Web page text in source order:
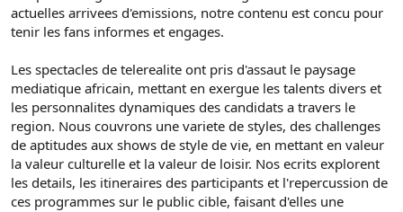
actuelles arrivees d'emissions, notre contenu est concu pour
tenir les fans informes et engages.
Les spectacles de telerealite ont pris d'assaut le paysage
mediatique africain, mettant en exergue les talents divers et
les personnalites dynamiques des candidats a travers le
region. Nous couvrons une variete de styles, des challenges
de aptitudes aux shows de style de vie, en mettant en valeur
la valeur culturelle et la valeur de loisir. Nos ecrits explorent
les details, les itineraires des participants et l'repercussion de
ces programmes sur le public cible, faisant d'elles une